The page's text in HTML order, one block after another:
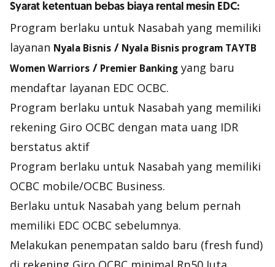
Syarat ketentuan bebas biaya rental mesin EDC:
Program berlaku untuk Nasabah yang memiliki
layanan Nyala Bisnis / Nyala Bisnis program TAYTB
Women Warriors / Premier Banking yang baru
mendaftar layanan EDC OCBC.
Program berlaku untuk Nasabah yang memiliki
rekening Giro OCBC dengan mata uang IDR
berstatus aktif
Program berlaku untuk Nasabah yang memiliki
OCBC mobile/OCBC Business.
Berlaku untuk Nasabah yang belum pernah
memiliki EDC OCBC sebelumnya.
Melakukan penempatan saldo baru (fresh fund)